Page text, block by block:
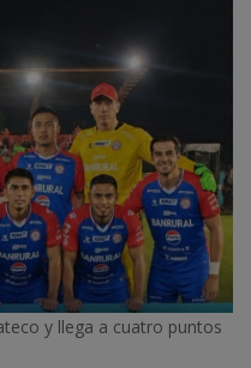
y llega a cuatro puntos